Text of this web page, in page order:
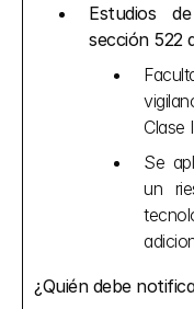
Estudios
sección 522
Clase
Se
un
¿Quién debe